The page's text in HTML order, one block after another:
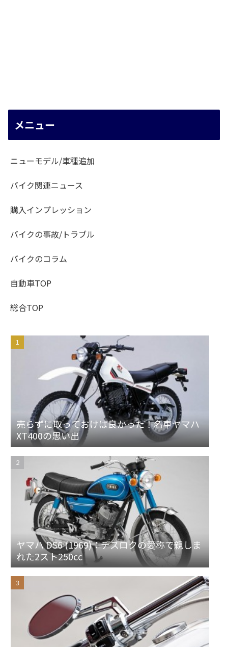
メニュー
ニューモデル/車種追加
バイク関連ニュース
購入インプレッション
バイクの事故/トラブル
バイクのコラム
自動車TOP
総合TOP
売らずに取っておけば良かった！名車ヤマハ
XT400の思い出
ヤマハ DS6 (1969)：デスロクの愛称で親しま
れた2スト250cc